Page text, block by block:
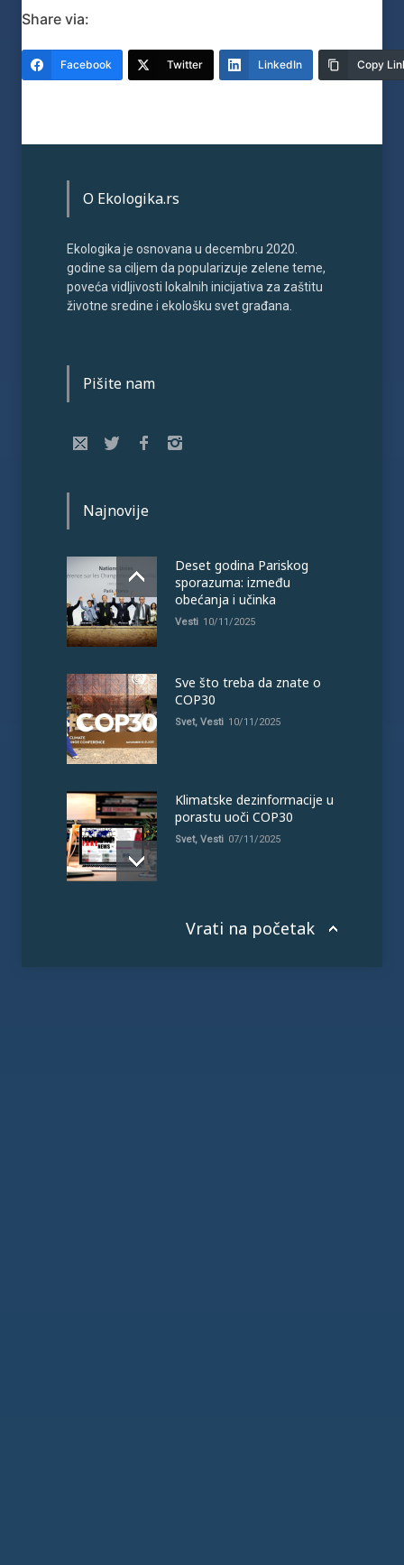
Share via:
Facebook Twitter LinkedIn Copy
O Ekologika.rs
Ekologika je osnovana u decembru 2020.
godine sa ciljem da popularizuje zelene teme,
poveća vidljivosti lokalnih inicijativa za zaštitu
životne sredine i ekološku svet građana.
Pišite nam
Najnovije
Deset godina Pariskog
sporazuma: između
obećanja i učinka
Vesti 10/11/2025
Sve što treba da znate o
COP30
Svet, Vesti 10/11/2025
Klimatske dezinformacije u
porastu uoči COP30
Svet, Vesti 07/11/2025
Vrati na početak